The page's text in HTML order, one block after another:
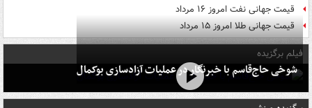
قیمت جهانی نفت امروز ۱۶ مرداد
قیمت جهانی طلا امروز ۱۵ مرداد
فیلم برگزیده
شوخی حاج‌قاسم با خبرنگار در عملیات آزادسازی بوکمال